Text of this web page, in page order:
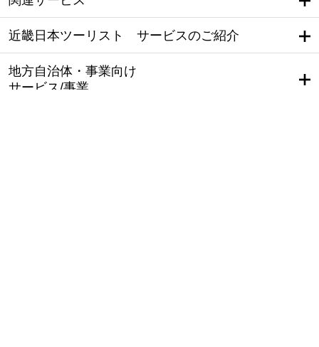
近畿日本ツーリスト サービスのご紹介
地方自治体・事業向け
サービス/事業